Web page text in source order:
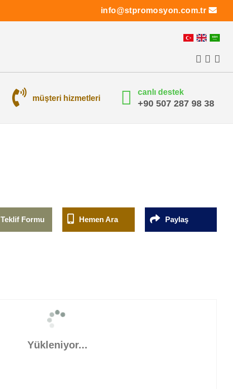
info@stpromosyon.com.tr
müşteri hizmetleri
canlı destek
+90 507 287 98 38
Teklif Formu Hemen Ara Paylaş
Yükleniyor...